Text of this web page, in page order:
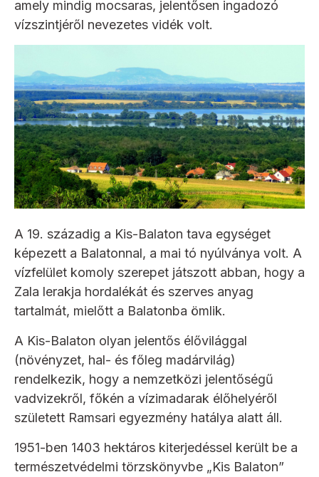
amely mindig mocsaras, jelentősen ingadozó
vízszintjéről nevezetes vidék volt.
A 19. századig a Kis-Balaton tava egységet
képezett a Balatonnal, a mai tó nyúlványa volt. A
vízfelület komoly szerepet játszott abban, hogy a
Zala lerakja hordalékát és szerves anyag
tartalmát, mielőtt a Balatonba ömlik.
A Kis-Balaton olyan jelentős élővilággal
(növényzet, hal- és főleg madárvilág)
rendelkezik, hogy a nemzetközi jelentőségű
vadvizekről, főkén a vízimadarak élőhelyéről
született Ramsari egyezmény hatálya alatt áll.
1951-ben 1403 hektáros kiterjedéssel került be a
természetvédelmi törzskönyvbe „Kis Balaton”